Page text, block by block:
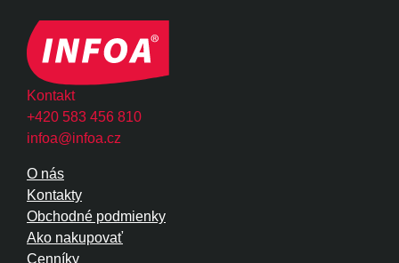
Kontakt
+420 583 456 810
infoa@infoa.cz
O nás
Kontakty
Obchodné podmienky
Ako nakupovať
Cenníky